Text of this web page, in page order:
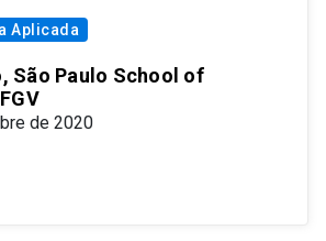
Aplicada
São Paulo School of
de 2020